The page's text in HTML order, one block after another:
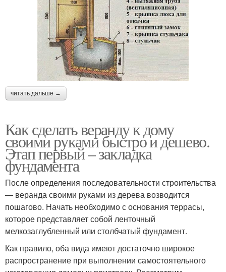
читать дальше →
Как сделать веранду к дому
своими руками быстро и дешево.
Этап первый – закладка
фундамента
После определения последовательности строительства
— веранда своими руками из дерева возводится
пошагово. Начать необходимо с основания террасы,
которое представляет собой ленточный
мелкозаглубленный или столбчатый фундамент.
Как правило, оба вида имеют достаточно широкое
распространение при выполнении самостоятельного